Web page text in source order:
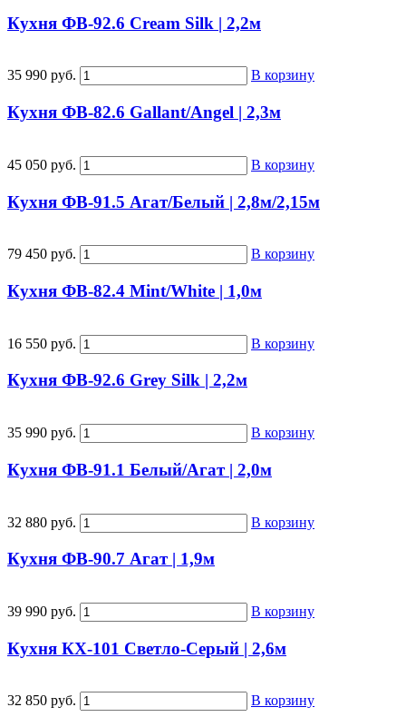
Кухня ФВ-92.6 Cream Silk | 2,2м
35 990 руб. В корзину
Кухня ФВ-82.6 Gallant/Angel | 2,3м
45 050 руб. В корзину
Кухня ФВ-91.5 Агат/Белый | 2,8м/2,15м
79 450 руб. В корзину
Кухня ФВ-82.4 Mint/White | 1,0м
16 550 руб. В корзину
Кухня ФВ-92.6 Grey Silk | 2,2м
35 990 руб. В корзину
Кухня ФВ-91.1 Белый/Агат | 2,0м
32 880 руб. В корзину
Кухня ФВ-90.7 Агат | 1,9м
39 990 руб. В корзину
Кухня КХ-101 Светло-Серый | 2,6м
32 850 руб. В корзину